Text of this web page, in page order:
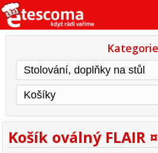
Kategorie
Košík oválný FLAIR